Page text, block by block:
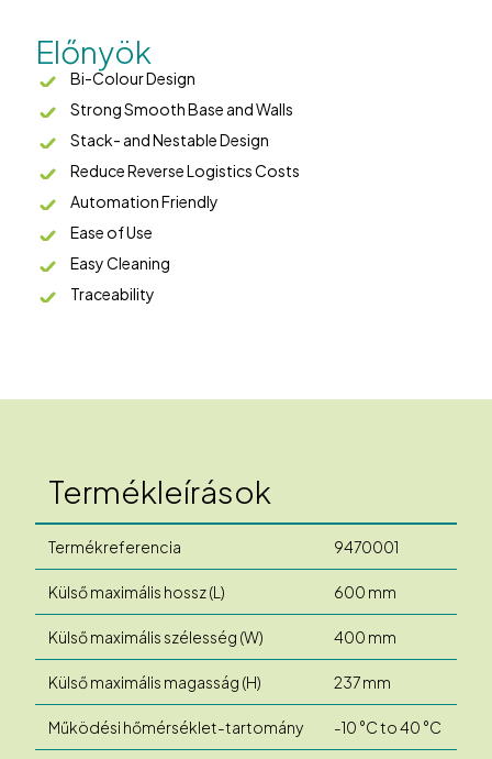
Előnyök
Bi-Colour Design
Strong Smooth Base and Walls
Stack- and Nestable Design
Reduce Reverse Logistics Costs
Automation Friendly
Ease of Use
Easy Cleaning
Traceability
Termékleírások
Termékreferencia 9470001
Külső maximális hossz (L) 600 mm
Külső maximális szélesség (W) 400 mm
Külső maximális magasság (H) 237 mm
Működési hőmérséklet-tartomány -10 °C to 40 °C